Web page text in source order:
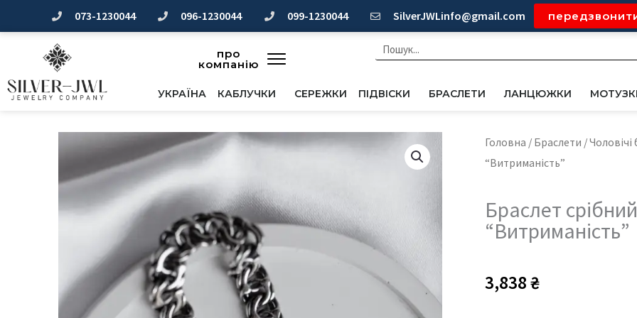
до
073-1230044 096-1230044 099-1230044 SilverJWLinfo@gmail.com
про
компанію
Пошук
УКРАЇНА КАБЛУЧКИ СЕРЕЖКИ ПІДВІСКИ БРАСЛЕТИ ЛАНЦЮЖКИ
Головна / Браслети /Чоловічі
“Витриманість”
Браслет
“Витриманість”
3,838₴